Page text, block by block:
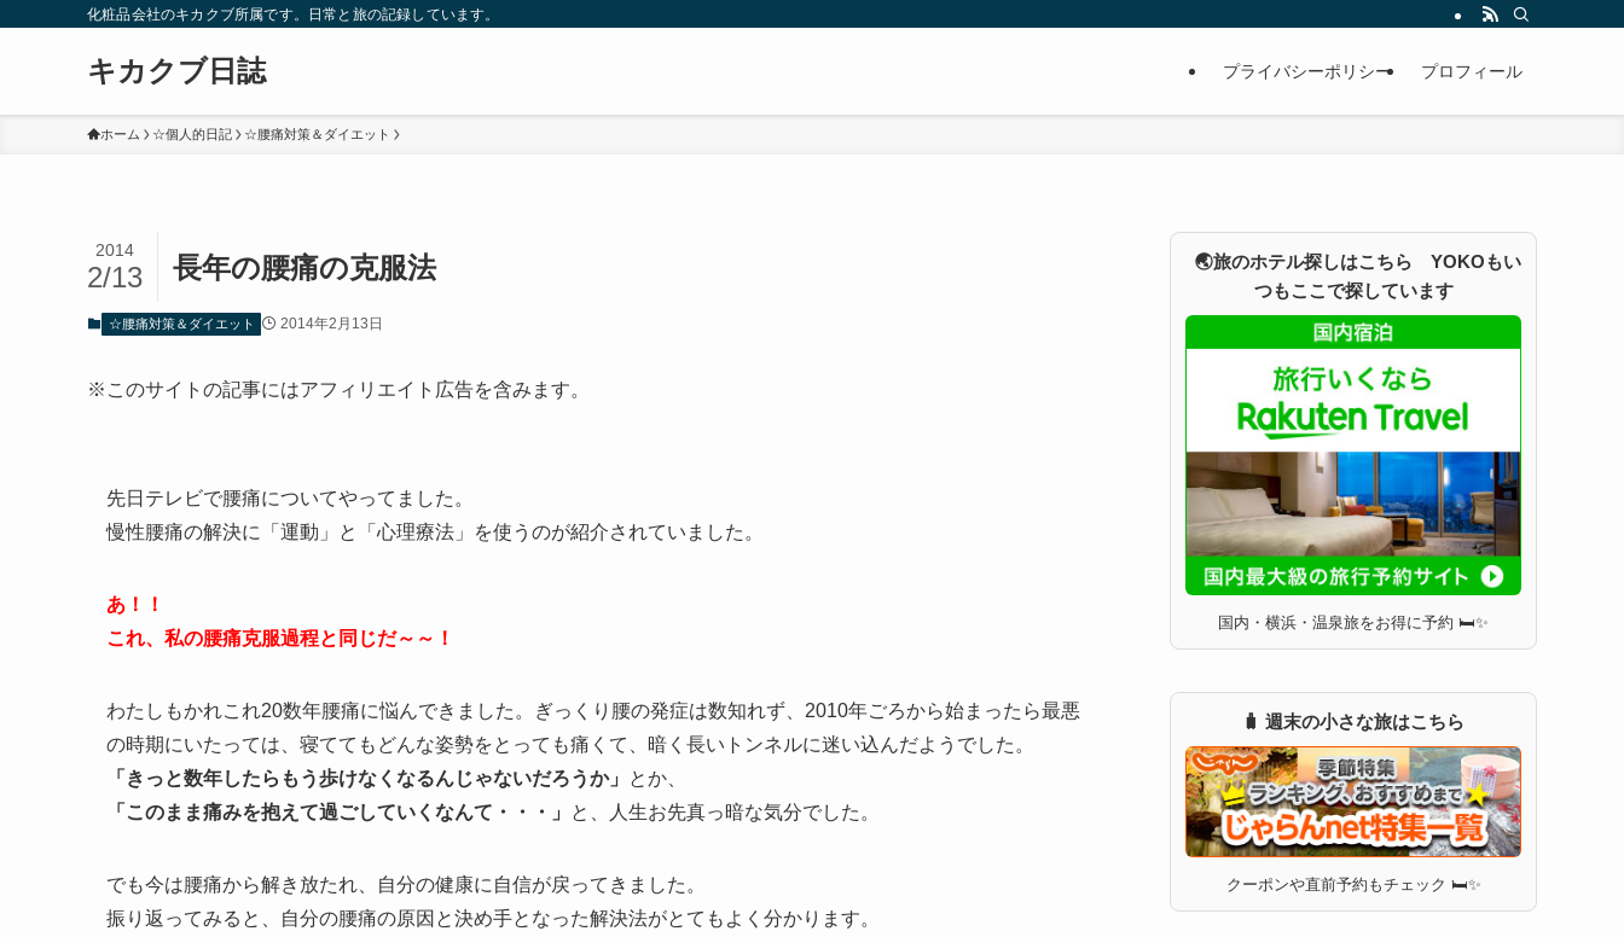
化粧品会社のキカクブ所属です。日常と旅の記録しています。
キカクブ日誌 プライバシーポリシー プロフィール
ホーム ☆個人的日記 ☆腰痛対策＆ダイエット
長年の腰痛の克服法
2014
2/13
☆腰痛対策＆ダイエット 2014年2月13日
※このサイトの記事にはアフィリエイト広告を含みます。
先日テレビで腰痛についてやってました。
慢性腰痛の解決に「運動」と「心理療法」を使うのが紹介されていました。
あ！！
これ、私の腰痛克服過程と同じだ～～！
わたしもかれこれ20数年腰痛に悩んできました。ぎっくり腰の発症は数知れず、2010年ごろから始まったら最悪
の時期にいたっては、寝ててもどんな姿勢をとっても痛くて、暗く長いトンネルに迷い込んだようでした。
「きっと数年したらもう歩けなくなるんじゃないだろうか」
とか、
「このまま痛みを抱えて過ごしていくなんて・・・」
と、人生お先真っ暗な気分でした。
でも今は腰痛から解き放たれ、自分の健康に自信が戻ってきました。
振り返ってみると、自分の腰痛の原因と決め手となった解決法がとてもよく分かります。
🌏旅のホテル探しはこちら YOKOもい
つもここで探しています
国内・横浜・温泉旅をお得に予約 🛏✨
🧳 週末の小さな旅はこちら
クーポンや直前予約もチェック 🛏✨